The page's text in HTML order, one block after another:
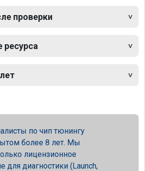
проверки
ресурса
по чип тюнингу
более 8 лет. Мы
лицензионное
для диагностики (Launch,